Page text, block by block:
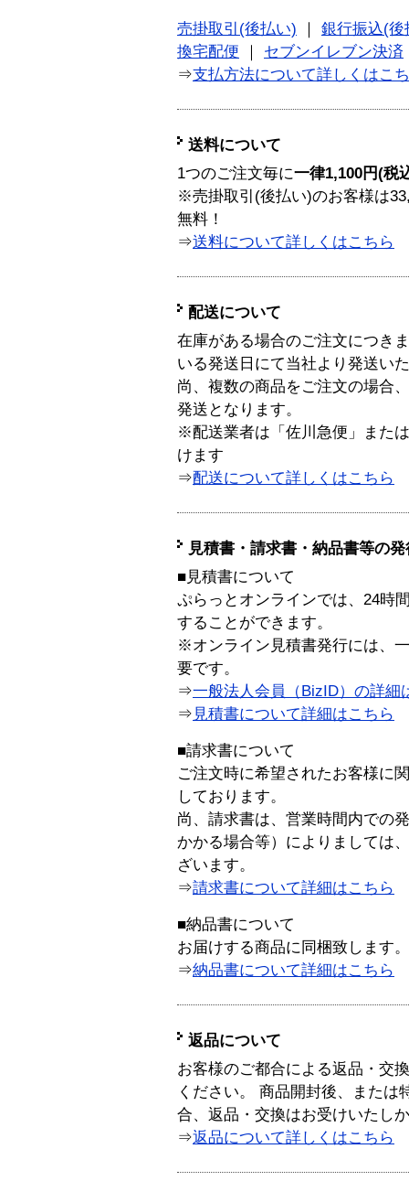
売掛取引(後払い)
銀行振込(後
換宅配便
セブンイレブン決済
⇒支払方法について詳しくはこ
送料について
1つのご注文毎に一律1,100円(税
※売掛取引(後払い)のお客様は
無料！
⇒送料について詳しくはこちら
配送について
在庫がある場合のご注文につき
いる発送日にて当社より発送い
尚、複数の商品をご注文の場合
発送となります。
※配送業者は「佐川急便」また
けます
⇒配送について詳しくはこちら
見積書・請求書・納品書等の
■見積書について
ぷらっとオンラインでは、24時
することができます。
※オンライン見積書発行には、
要です。
⇒一般法人会員（BizID）の詳細
⇒ 見積書について詳細はこちら
■請求書について
ご注文時に希望されたお客様に
しております。
尚、請求書は、営業時間内での
かかる場合等）によりましては
ざいます。
⇒請求書について詳細はこちら
■納品書について
お届けする商品に同梱致します。
⇒納品書について詳細はこちら
返品について
お客様のご都合による返品・交
ください。 商品開封後、または
合、返品・交換はお受けいたし
⇒返品について詳しくはこちら